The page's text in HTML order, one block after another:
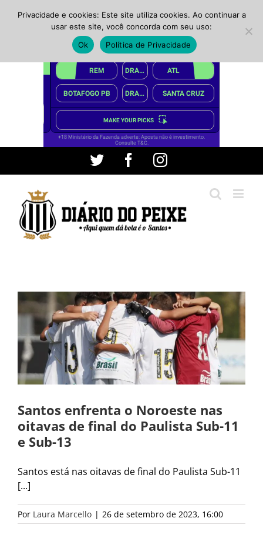
conteúdo
Twitter FacebookInstagram
Santos enfrenta o Noroeste nas
oitavas de final do Paulista Sub-11
e Sub-13
Santos está nas oitavas de final do Paulista Sub-11
[...]
Por Laura Marcello | 26 de setembro de 2023, 16:00
Privacidade e cookies: Este site utiliza cookies. Ao continuar a
usar este site, você concorda com seu uso:
Ok
Política de Privacidade